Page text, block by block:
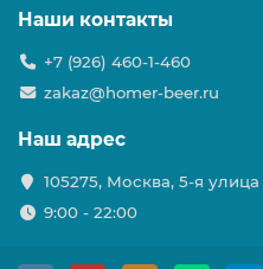
Наши контакты
+7 (926) 460-1-460
zakaz@homer-beer.ru
Наш адрес
105275, Москва, 5-я
9:00 - 22:00